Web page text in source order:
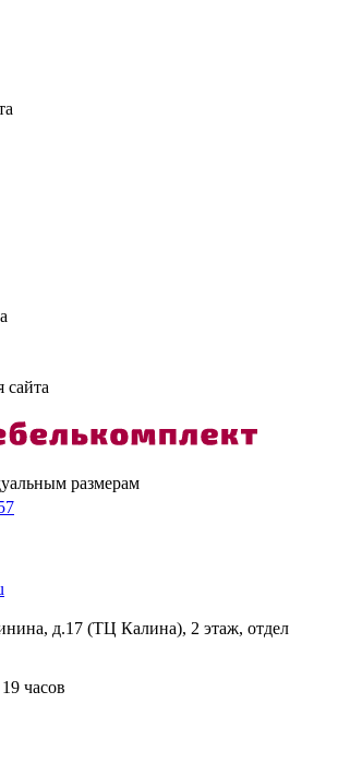
сайта
размерам
д.17 (ТЦ Калина), 2 этаж, отдел
часов